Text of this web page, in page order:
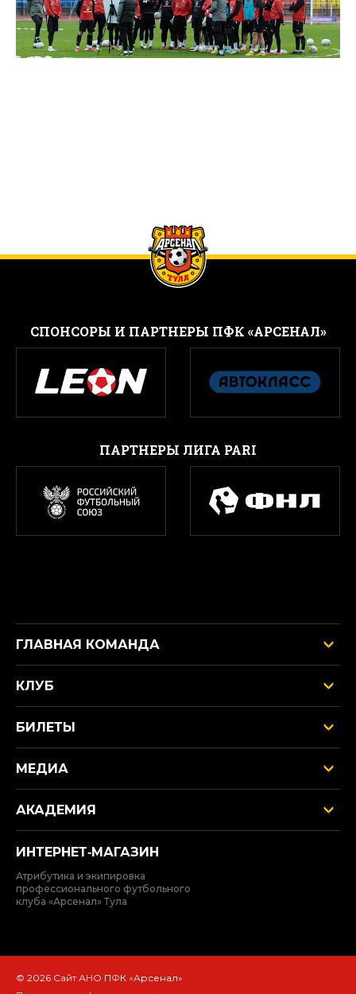
CПОНСОРЫ И ПАРТНЕРЫ ПФК «АРСЕНАЛ»
ПАРТНЕРЫ ЛИГА PARI
ГЛАВНАЯ КОМАНДА
КЛУБ
БИЛЕТЫ
МЕДИА
АКАДЕМИЯ
ИНТЕРНЕТ‑МАГАЗИН
Атрибутика и экипировка
профессионального футбольного
клуба «Арсенал» Тула
© 2026 Сайт АНО ПФК «Арсенал»